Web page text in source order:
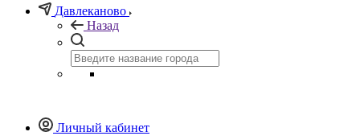
Давлеканово
Назад
Личный кабинет